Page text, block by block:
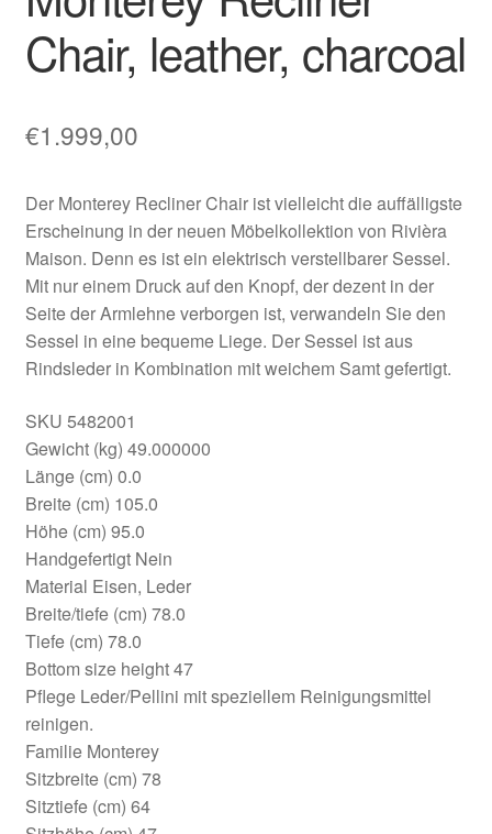
Chair, leather, charcoal
€1.999,00
Der Monterey Recliner Chair ist vielleicht die auffälligste
Erscheinung in der neuen Möbelkollektion von Rivièra
Maison. Denn es ist ein elektrisch verstellbarer Sessel.
Mit nur einem Druck auf den Knopf, der dezent in der
Seite der Armlehne verborgen ist, verwandeln Sie den
Sessel in eine bequeme Liege. Der Sessel ist aus
Rindsleder in Kombination mit weichem Samt gefertigt.
SKU 5482001
Gewicht (kg) 49.000000
Länge (cm) 0.0
Breite (cm) 105.0
Höhe (cm) 95.0
Handgefertigt Nein
Material Eisen, Leder
Breite/tiefe (cm) 78.0
Tiefe (cm) 78.0
Bottom size height 47
Pflege Leder/Pellini mit speziellem Reinigungsmittel
reinigen.
Familie Monterey
Sitzbreite (cm) 78
Sitztiefe (cm) 64